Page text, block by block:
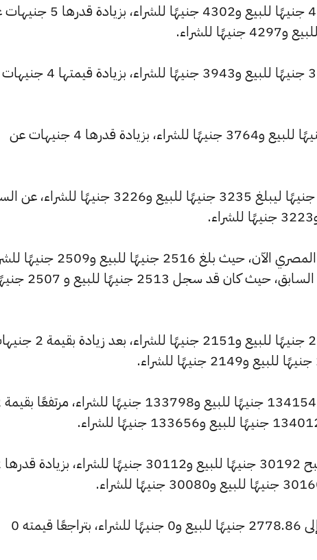
شهد سعر عيار 24 ارتفاعًا ليصبح 4313 جنيهًا للبيع و4302 جنيهًا
كما ارتفع سعر عيار 22 ليصل إلى 3954 جنيهًا للبيع و3943 جنيهًا
وارتفع سعر عيار 21 ليسجل 3774 جنيهًا للبيع و3764 جنيهًا للشراء، بزيادة قدرها 4 جنيهات عن
كما شهد سعر عيار 18 ارتفاعًا بقيمة 3 جنيهًا ليبلغ 3235 جنيهًا للبيع و3226 جنيهًا
كما شهد سعر عيار 14 ارتفاعًا بالسوق المصري الآن، حيث بلغ 2516 جنيهًا
مرتفعًا بمقدار 2 جنيهات عن التحديث السابق، حيث كان قد سجل
كما ارتفع سعر عيار 12 ليصل إلى 2157 جنيهًا للبيع و2151 جنيهًا
وانخفض سعر الأونصة بالدولار ليصل إلى 2778.86 جنيهًا للبيع و0 جنيهًا للشراء، بتراجعًا قيمته 0